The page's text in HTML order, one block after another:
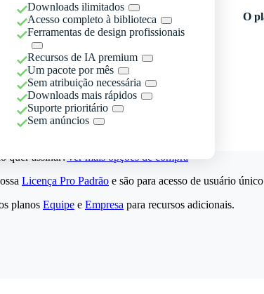
Downloads ilimitados
Acesso completo à biblioteca
Ferramentas de design profissionais
Recursos de IA premium
Um pacote por mês
Sem atribuição necessária
Downloads mais rápidos
Suporte prioritário
Sem anúncios
O
quer assinar?Ver mais opções de compra
Licença Pro Padrão e são para acesso de usuário
planos Equipe e Empresa para recursos adicionais.